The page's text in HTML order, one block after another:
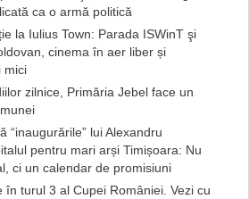
ca o armă politică
la Iulius Town: Parada ISWinT şi
cinema în aer liber și
mici
zilnice, Primăria Jebel face un
“inaugurările” lui Alexandru
pentru mari arși Timișoara: Nu
ci un calendar de promisiuni
în turul 3 al Cupei României. Vezi cu